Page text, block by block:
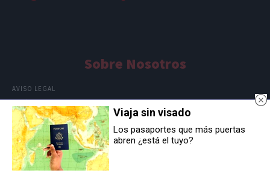
Sobre Nosotros
AVISO LEGAL
POLÍTICA DE PRIVACIDAD
Viaja sin visado
Los pasaportes que más puertas
abren ¿está el tuyo?